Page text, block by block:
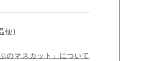
便)
のマスカット」について